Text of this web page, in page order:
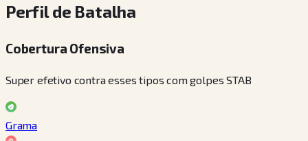
Perfil de Batalha
Cobertura Ofensiva
Super efetivo contra esses tipos com golpes STAB
Grama